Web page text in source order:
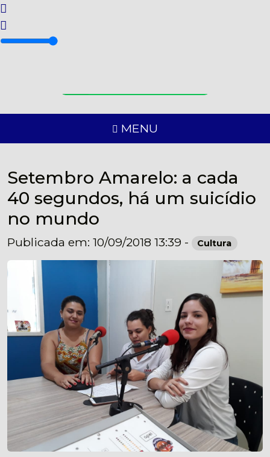
MENU
Setembro Amarelo: a cada
40 segundos, há um suicídio
no mundo
Publicada em: 10/09/2018 13:39 - Cultura